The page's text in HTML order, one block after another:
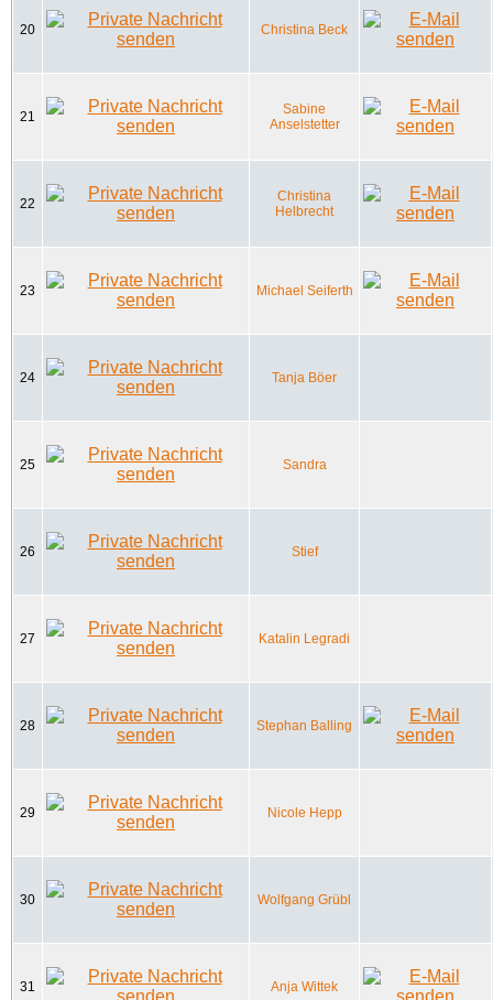
20 Christina Beck
21
Sabine
Anselstetter
22
Christina
Helbrecht
23 Michael Seiferth
24 Tanja Böer
25 Sandra
26 Stief
27 Katalin Legradi
28 Stephan Balling
29 Nicole Hepp
30 Wolfgang Grübl
31 Anja Wittek